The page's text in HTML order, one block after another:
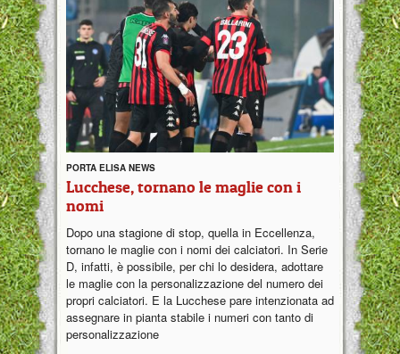
PORTA ELISA NEWS
Lucchese, tornano le maglie con i
nomi
Dopo una stagione di stop, quella in Eccellenza,
tornano le maglie con i nomi dei calciatori. In Serie
D, infatti, è possibile, per chi lo desidera, adottare
le maglie con la personalizzazione del numero dei
propri calciatori. E la Lucchese pare intenzionata ad
assegnare in pianta stabile i numeri con tanto di
personalizzazione